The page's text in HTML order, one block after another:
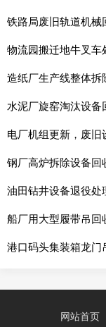
铁路局废旧轨道机械
物流园搬迁地牛叉车
造纸厂生产线整体拆
水泥厂旋窑淘汰设备
电厂机组更新，废旧
钢厂高炉拆除设备回
油田钻井设备退役处
船厂用大型履带吊回
港口码头集装箱龙门
网站首页